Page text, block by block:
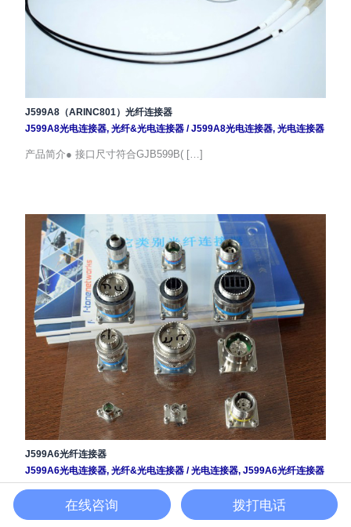
J599A8（ARINC801）光纤连接器
J599A8光电连接器, 光纤&光电连接器/J599A8光电连接器, 光电连接器
产品简介● 接口尺寸符合GJB599B( […]
J599A6光纤连接器
J599A6光电连接器, 光纤&光电连接器/光电连接器, J599A6光纤连接器
产品简介● 适用于航空、电子、舰船、兵器 […]
在线咨询 拨打电话